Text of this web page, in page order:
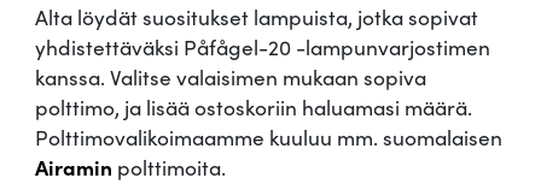
Alta löydät suositukset lampuista, jotka sopivat
yhdistettäväksi Påfågel-20 -lampunvarjostimen
kanssa. Valitse valaisimen mukaan sopiva
polttimo, ja lisää ostoskoriin haluamasi määrä.
Polttimovalikoimaamme kuuluu mm. suomalaisen
Airamin polttimoita.